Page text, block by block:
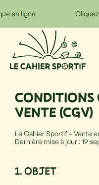
en ligne Cliquez
CONDITIONS
VENTE (CGV)
Le Cahier Sportif – Vente
Dernière mise à jour : 19
1. OBJET